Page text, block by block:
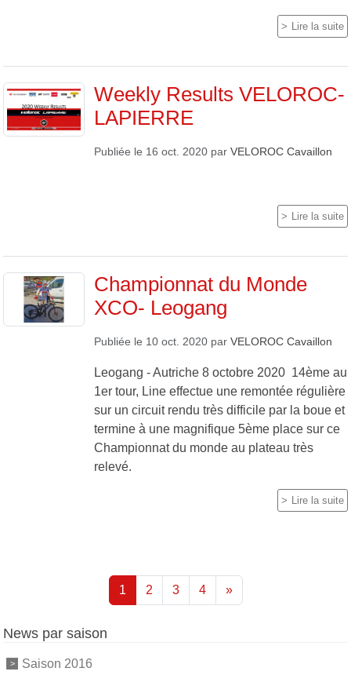
Lire la suite
Weekly Results VELOROC-
LAPIERRE
Publiée le 16 oct. 2020 par VELOROC Cavaillon
Lire la suite
Championnat du Monde
XCO- Leogang
Publiée le 10 oct. 2020 par VELOROC Cavaillon
Leogang - Autriche 8 octobre 2020 14ème au
1er tour, Line effectue une remontée régulière
sur un circuit rendu très difficile par la boue et
termine à une magnifique 5ème place sur ce
Championnat du monde au plateau très
relevé.
Lire la suite
1 2 3 4 »
News par saison
Saison 2016